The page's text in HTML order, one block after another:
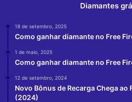
Diamantes
18 de setembro, 2025
Como ganhar diamante no Free
1 de maio, 2025
Como ganhar diamante no Free
12 de setembro, 2024
Novo Bônus de Recarga Chega ao
(2024)